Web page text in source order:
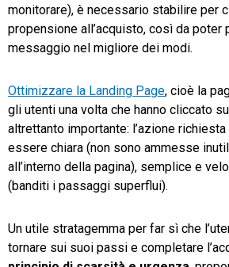
monitorare), è necessario stabilire per
propensione all’acquisto, così da poter
messaggio nel migliore dei modi.
Ottimizzare la Landing Page, cioè la
gli utenti una volta che hanno cliccato
altrettanto importante: l’azione richiesta
essere chiara (non sono ammesse
all’interno della pagina), semplice e
(banditi i passaggi superflui).
Un utile stratagemma per far sì che
tornare sui suoi passi e completare